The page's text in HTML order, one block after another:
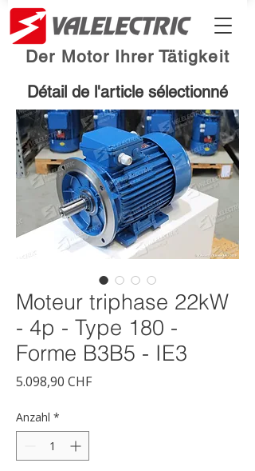
Der Motor Ihrer Tätigkeit
Détail de l'article sélectionné
Moteur triphase 22kW
- 4p - Type 180 -
Forme B3B5 - IE3
5.098,90 CHFPreis
Anzahl *